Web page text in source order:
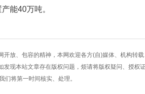
能40万吨。
开放、包容的精神，本网欢迎各方(自)媒体、机构转
发现本站文章存在版权问题，烦请将版权疑问、授权
我们将第一时间核实、处理。